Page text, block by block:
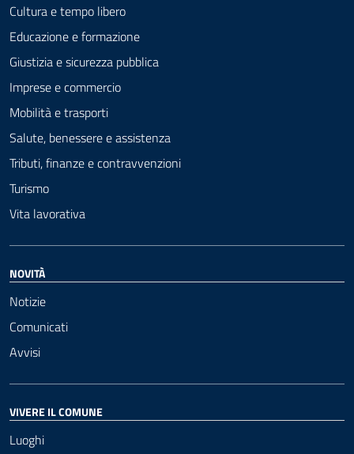
Cultura e tempo libero
Educazione e formazione
Giustizia e sicurezza pubblica
Imprese e commercio
Mobilità e trasporti
Salute, benessere e assistenza
Tributi, finanze e contravvenzioni
Turismo
Vita lavorativa
NOVITÀ
Notizie
Comunicati
Avvisi
VIVERE IL COMUNE
Luoghi